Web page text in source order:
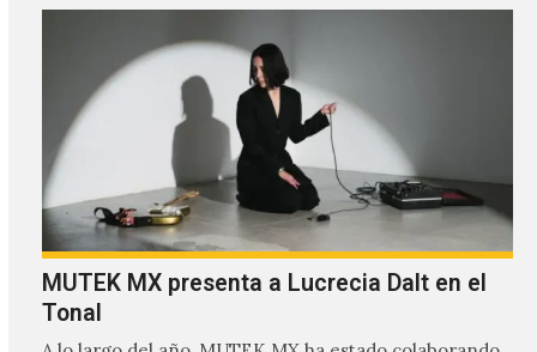
MUTEK MX presenta a Lucrecia Dalt en el
Tonal